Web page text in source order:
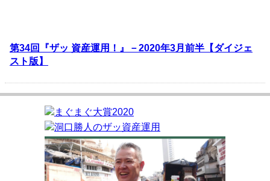
第34回『ザッ 資産運用！』－2020年3月前半【ダイジェ
スト版】